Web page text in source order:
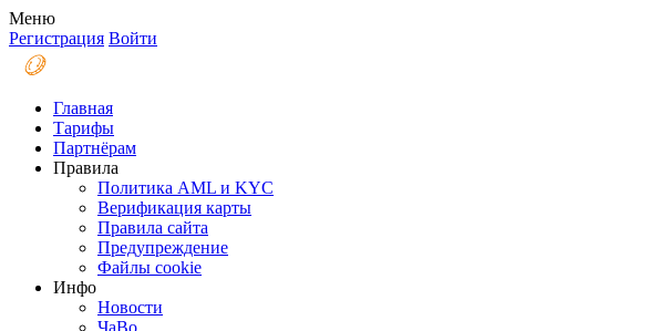
Меню
Регистрация Войти
Главная
Тарифы
Партнёрам
Правила
Политика AML и KYC
Верификация карты
Правила сайта
Предупреждение
Файлы coоkie
Инфо
Новости
ЧаВо